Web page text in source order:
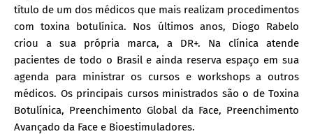
título de um dos médicos que mais realizam procedimentos
com toxina botulínica. Nos últimos anos, Diogo Rabelo
criou a sua própria marca, a DR+. Na clínica atende
pacientes de todo o Brasil e ainda reserva espaço em sua
agenda para ministrar os cursos e workshops a outros
médicos. Os principais cursos ministrados são o de Toxina
Botulínica, Preenchimento Global da Face, Preenchimento
Avançado da Face e Bioestimuladores.